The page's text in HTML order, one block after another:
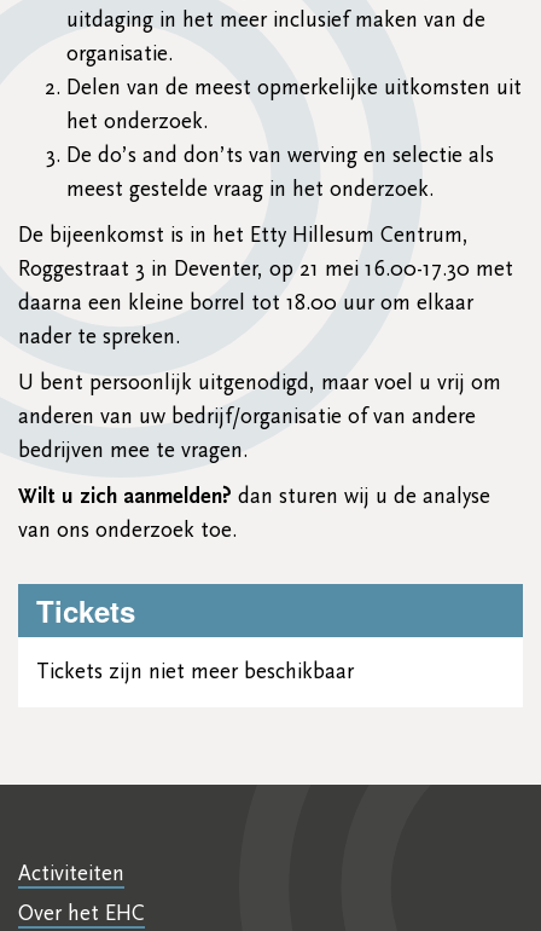
uitdaging in het meer inclusief maken van de
organisatie.
Delen van de meest opmerkelijke uitkomsten uit
het onderzoek.
De do’s and don’ts van werving en selectie als
meest gestelde vraag in het onderzoek.
De bijeenkomst is in het Etty Hillesum Centrum,
Roggestraat 3 in Deventer, op 21 mei 16.00-17.30 met
daarna een kleine borrel tot 18.00 uur om elkaar
nader te spreken.
U bent persoonlijk uitgenodigd, maar voel u vrij om
anderen van uw bedrijf/organisatie of van andere
bedrijven mee te vragen.
Wilt u zich aanmelden? dan sturen wij u de analyse
van ons onderzoek toe.
Tickets
Tickets zijn niet meer beschikbaar
Activiteiten
Over het EHC